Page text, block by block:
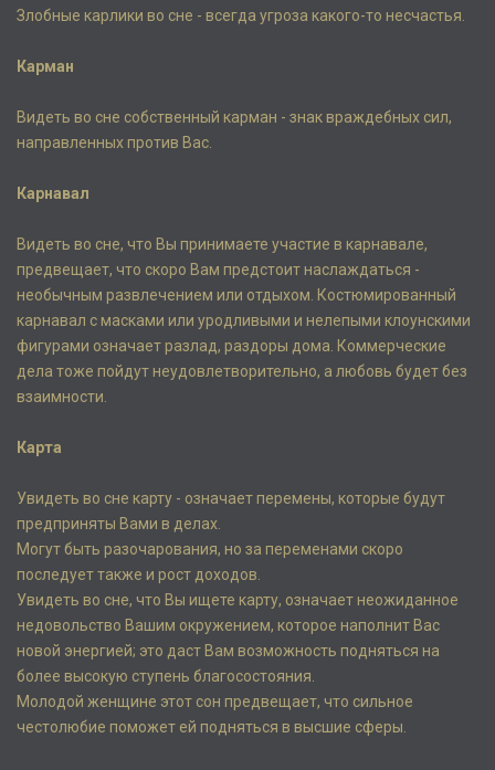
Злобные карлики во сне - всегда угроза какого-то несчастья.
Карман
Видеть во сне собственный карман - знак враждебных сил,
направленных против Вас.
Карнавал
Видеть во сне, что Вы принимаете участие в карнавале,
предвещает, что скоро Вам предстоит наслаждаться -
необычным развлечением или отдыхом. Костюмированный
карнавал с масками или уродливыми и нелепыми клоунскими
фигурами означает разлад, раздоры дома. Коммерческие
дела тоже пойдут неудовлетворительно, а любовь будет без
взаимности.
Карта
Увидеть во сне карту - означает перемены, которые будут
предприняты Вами в делах.
Могут быть разочарования, но за переменами скоро
последует также и рост доходов.
Увидеть во сне, что Вы ищете карту, означает неожиданное
недовольство Вашим окружением, которое наполнит Вас
новой энергией; это даст Вам возможность подняться на
более высокую ступень благосостояния.
Молодой женщине этот сон предвещает, что сильное
честолюбие поможет ей подняться в высшие сферы.